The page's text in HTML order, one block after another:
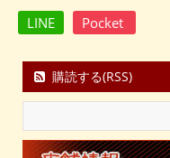
LINE Pocket
購読する(RSS)